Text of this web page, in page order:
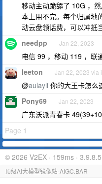
移动主动跪舔了 10G ，
本上用不完。每个归属地
动云盘领话费，可以冲抵
needpp Jan 22, 2023
电信 99 ，移动 119 ，联
leeton Jan 22, 2023 via
@aulayli 你的大王卡怎么
Pony69 Jan 22, 2023
广东沃派青春卡
Page 1
© 2026 V2EX · 159ms · 3.9.8.5
顶级AI大模型镜像站-AIGC.BAR